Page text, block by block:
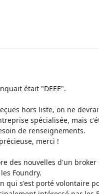
était "DEEE".
hors liste, on ne
spécialisée, mais
de renseignements.
merci !
des nouvelles d'un broker
Foundry.
qui s'est porté volontaire